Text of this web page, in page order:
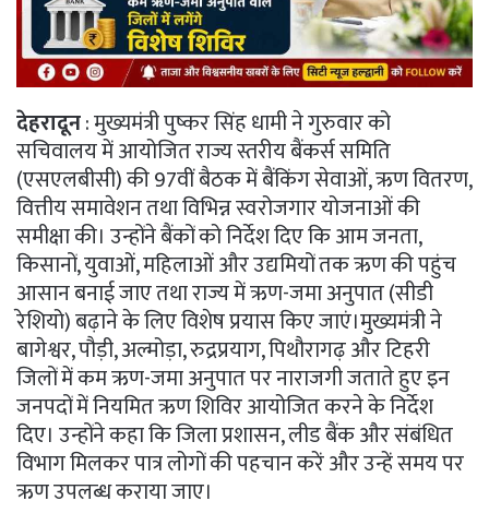
देहरादून: मुख्यमंत्री पुष्कर सिंह धामी ने गुरुवार को
सचिवालय में आयोजित राज्य स्तरीय बैंकर्स समिति
(एसएलबीसी) की 97वीं बैठक में बैंकिंग सेवाओं, ऋण वितरण,
वित्तीय समावेशन तथा विभिन्न स्वरोजगार योजनाओं की
समीक्षा की। उन्होंने बैंकों को निर्देश दिए कि आम जनता,
किसानों, युवाओं, महिलाओं और उद्यमियों तक ऋण की पहुंच
आसान बनाई जाए तथा राज्य में ऋण-जमा अनुपात (सीडी
रेशियो) बढ़ाने के लिए विशेष प्रयास किए जाएं।मुख्यमंत्री ने
बागेश्वर, पौड़ी, अल्मोड़ा, रुद्रप्रयाग, पिथौरागढ़ और टिहरी
जिलों में कम ऋण-जमा अनुपात पर नाराजगी जताते हुए इन
जनपदों में नियमित ऋण शिविर आयोजित करने के निर्देश
दिए। उन्होंने कहा कि जिला प्रशासन, लीड बैंक और संबंधित
विभाग मिलकर पात्र लोगों की पहचान करें और उन्हें समय पर
ऋण उपलब्ध कराया जाए।